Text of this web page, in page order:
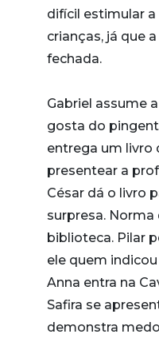
difícil estimular
crianças, já que
fechada.
Gabriel assume
gosta do
entrega um livro
presentear a
César dá o livro
surpresa. Norma
biblioteca. Pilar
ele quem
Anna entra na
Safira se
demonstra